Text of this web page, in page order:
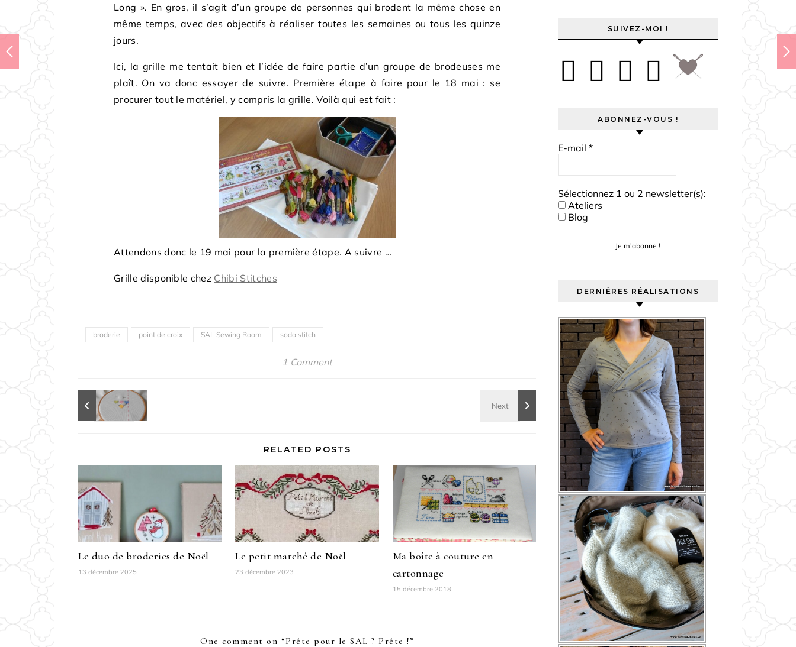
Long ». En gros, il s’agit d’un groupe de personnes qui brodent la même chose en
même temps, avec des objectifs à réaliser toutes les semaines ou tous les quinze
jours.
Ici, la grille me tentait bien et l’idée de faire partie d’un groupe de brodeuses me
plaît. On va donc essayer de suivre. Première étape à faire pour le 18 mai : se
procurer tout le matériel, y compris la grille. Voilà qui est fait :
Attendons donc le 19 mai pour la première étape. A suivre …
Grille disponible chez Chibi Stitches
broderie point de croix SAL Sewing Room soda stitch
1 Comment
RELATED POSTS
Le duo de broderies de Noël
13 décembre 2025
Le petit marché de Noël
23 décembre 2023
Ma boîte à couture en
cartonnage
15 décembre 2018
One comment on “Prête pour le SAL ? Prête !”
SUIVEZ-MOI !
ABONNEZ-VOUS !
E-mail *
Sélectionnez 1 ou 2 newsletter(s):
Ateliers
Blog
DERNIÈRES RÉALISATIONS